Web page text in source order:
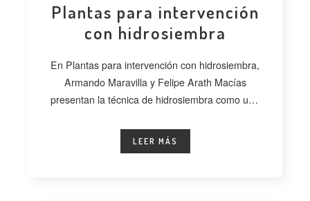
Plantas para intervención
con hidrosiembra
En Plantas para intervención con hidrosiembra,
Armando Maravilla y Felipe Arath Macías
presentan la técnica de hidrosiembra como una
LEER MÁS